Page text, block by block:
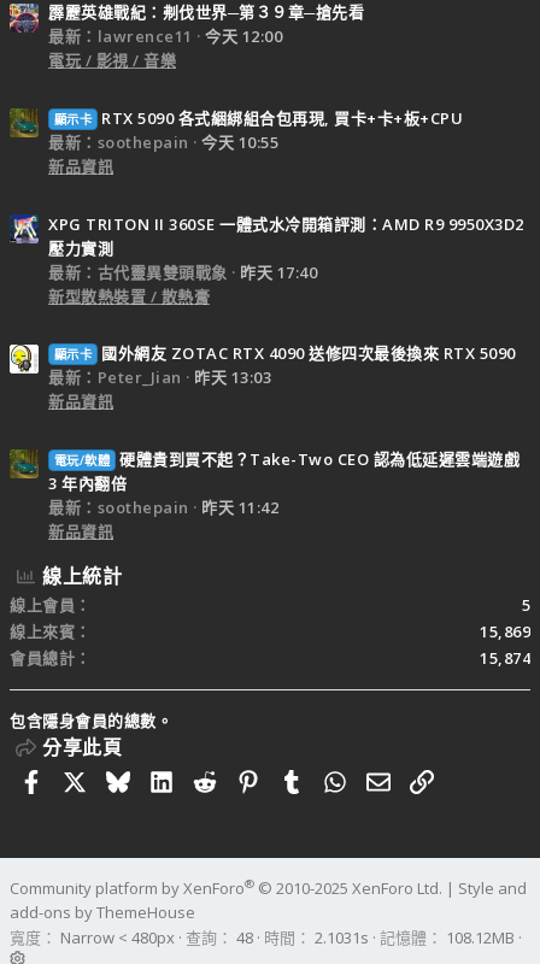
霹靂英雄戰紀：刜伐世界─第３９章─搶先看
最新：lawrence11
今天 12:00
電玩 / 影視 / 音樂
顯示卡
RTX 5090 各式綑綁組合包再現, 買卡+卡+板+CPU
最新：soothepain
今天 10:55
新品資訊
XPG TRITON II 360SE 一體式水冷開箱評測：AMD R9 9950X3D2
壓力實測
最新：古代靈異雙頭戰象
昨天 17:40
新型散熱裝置 / 散熱膏
顯示卡
國外網友 ZOTAC RTX 4090 送修四次最後換來 RTX 5090
最新：Peter_Jian
昨天 13:03
新品資訊
電玩/軟體 硬體貴到買不起？Take-Two CEO 認為低延遲雲端遊戲
3 年內翻倍
最新：soothepain
昨天 11:42
新品資訊
線上統計
線上會員
5
線上來賓
15,869
會員總計
15,874
包含隱身會員的總數。
分享此頁
FacebookBlueskyLinkedIn
RedditPinterestTumblrWhatsApp
電子郵件
連結
Community platform by XenForo® © 2010-2025 XenForo Ltd. | Style and
add-ons by ThemeHouse
寬度
查詢 48 時間 2.1031s 記憶體 108.12MB